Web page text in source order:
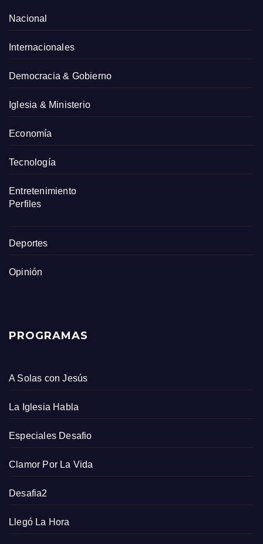
Nacional
Internacionales
Democracia & Gobierno
Iglesia & Ministerio
Economía
Tecnología
Entretenimiento
Perfiles
Deportes
Opinión
PROGRAMAS
A Solas con Jesús
La Iglesia Habla
Especiales Desafio
Clamor Por La Vida
Desafia2
Llegó La Hora